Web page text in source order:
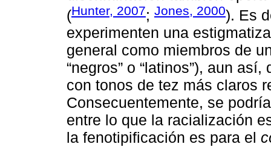
(Hunter, 2007; Jones, 2000). Es
experimenten una
general como miembros de
“negros” o “latinos”), aun
con tonos de tez más claros
Consecuentemente, se
entre lo que la racialización
la fenotipificación es para el